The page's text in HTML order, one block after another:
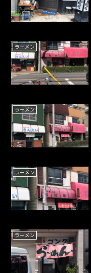
ラーメン
ラーメン
ラーメン
ラーメン